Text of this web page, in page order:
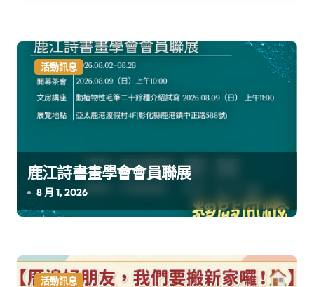
活動訊息
鹿江詩書畫學會會員聯展
8 月 1, 2026
活動訊息